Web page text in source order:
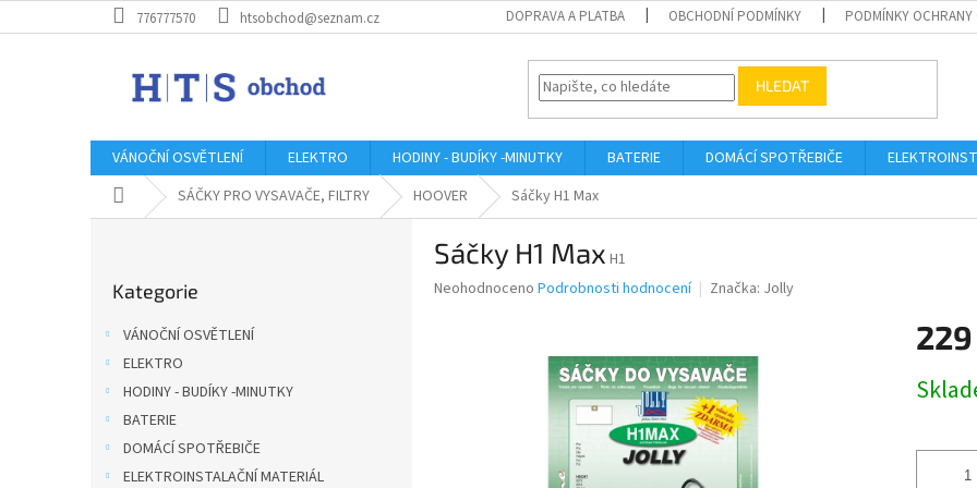
na
776777570 htsobchod@seznam.cz DOPRAVA A PLATBA OBCHODNÍ PODMÍNKY PODMÍNKY OCHRANY
HLEDAT
VÁNOČNÍ OSVĚTLENÍ ELEKTRO HODINY - BUDÍKY -MINUTKY BATERIE DOMÁCÍ SPOTŘEBIČE
Domů SÁČKY PRO VYSAVAČE, FILTRY HOOVER Sáčky H1 Max
kategorie
Kategorie
VÁNOČNÍ OSVĚTLENÍ
ELEKTRO
HODINY - BUDÍKY -MINUTKY
BATERIE
DOMÁCÍ SPOTŘEBIČE
ELEKTROINSTALAČNÍ MATERIÁL
Sáčky H1 Max H1
Průměrné
Neohodnoceno Podrobnosti hodnocení Značka: Jolly
cena: